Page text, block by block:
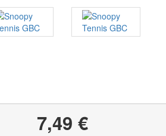
7,49 €